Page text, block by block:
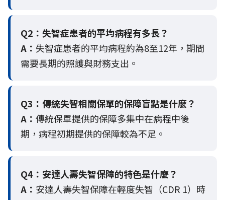
Q2： 失智症患者的平均病程有多長？
A： 失智症患者的平均病程約為8至12年，期間
需要長期的照護與財務支出。
Q3： 傳統失智相關保單的保障盲點是什麼？
A： 傳統保單提供的保障多集中在病程中後
期，病程初期提供的保障較為不足。
Q4： 安達人壽失智保障的特色是什麼？
A： 安達人壽失智保障在輕度失智（CDR 1）時